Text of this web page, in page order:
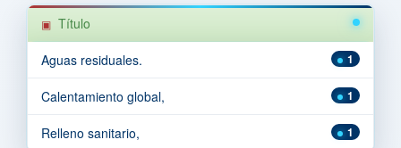
Título
1
Aguas residuales.
1
Calentamiento global,
1
Relleno sanitario,